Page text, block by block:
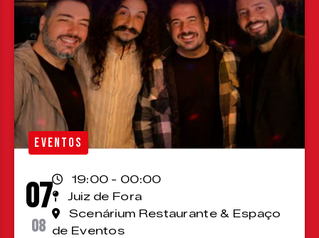
EVENTOS
07
08
19:00 - 00:00
Juiz de Fora
Scenárium Restaurante & Espaço
de Eventos